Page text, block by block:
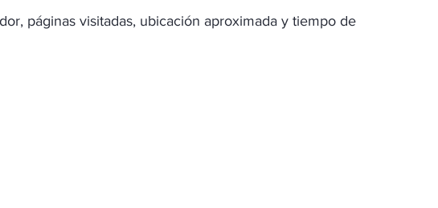
páginas visitadas, ubicación aproximada y tiempo de